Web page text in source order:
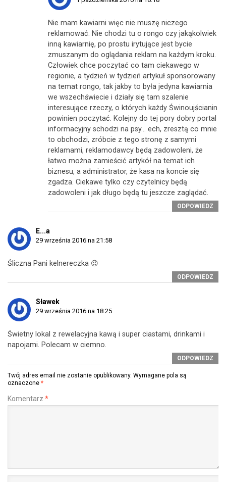
Nie mam kawiarni więc nie muszę niczego
reklamować. Nie chodzi tu o rongo czy jakąkolwiek
inną kawiarnię, po prostu irytujące jest bycie
zmuszanym do oglądania reklam na każdym kroku.
Człowiek chce poczytać co tam ciekawego w
regionie, a tydzień w tydzień artykuł sponsorowany
na temat rongo, tak jakby to była jedyna kawiarnia
we wszechświecie i działy się tam szalenie
interesujące rzeczy, o których każdy Świnoujścianin
powinien poczytać. Kolejny do tej pory dobry portal
informacyjny schodzi na psy… ech, zresztą co mnie
to obchodzi, zróbcie z tego stronę z samymi
reklamami, reklamodawcy będą zadowoleni, że
łatwo można zamieścić artykół na temat ich
biznesu, a administrator, że kasa na koncie się
zgadza. Ciekawe tylko czy czytelnicy będą
zadowoleni i jak długo będą tu jeszcze zaglądać.
ODPOWIEDZ
E...a
29 września 2016 na 21:58
Śliczna Pani kelnereczka 😉
ODPOWIEDZ
Sławek
29 września 2016 na 18:25
Świetny lokal z rewelacyjna kawą i super ciastami, drinkami i
napojami. Polecam w ciemno.
ODPOWIEDZ
Twój adres email nie zostanie opublikowany. Wymagane pola są
oznaczone *
Komentarz *